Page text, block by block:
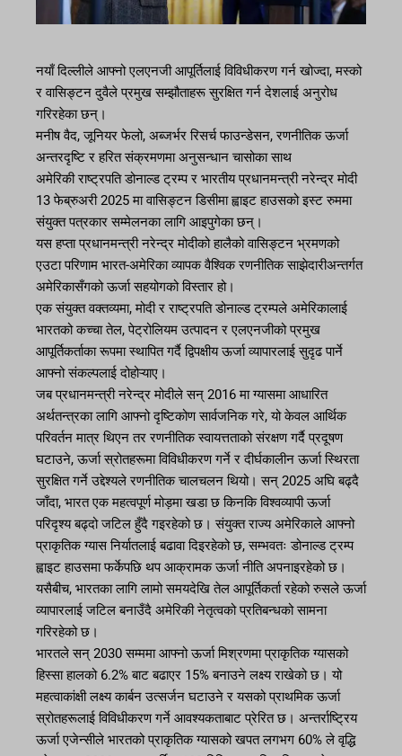
नयाँ दिल्लीले आफ्नो एलएनजी आपूर्तिलाई विविधीकरण गर्न खोज्दा, मस्को
र वासिङ्टन दुवैले प्रमुख सम्झौताहरू सुरक्षित गर्न देशलाई अनुरोध
गरिरहेका छन्।
मनीष वैद, जूनियर फेलो, अब्जर्भर रिसर्च फाउन्डेसन, रणनीतिक ऊर्जा
अन्तरदृष्टि र हरित संक्रमणमा अनुसन्धान चासोका साथ
अमेरिकी राष्ट्रपति डोनाल्ड ट्रम्प र भारतीय प्रधानमन्त्री नरेन्द्र मोदी
13 फेब्रुअरी 2025 मा वासिङ्टन डिसीमा ह्वाइट हाउसको इस्ट रुममा
संयुक्त पत्रकार सम्मेलनका लागि आइपुगेका छन्।
यस हप्ता प्रधानमन्त्री नरेन्द्र मोदीको हालैको वासिङ्टन भ्रमणको
एउटा परिणाम भारत-अमेरिका व्यापक वैश्विक रणनीतिक साझेदारीअन्तर्गत
अमेरिकासँगको ऊर्जा सहयोगको विस्तार हो।
एक संयुक्त वक्तव्यमा, मोदी र राष्ट्रपति डोनाल्ड ट्रम्पले अमेरिकालाई
भारतको कच्चा तेल, पेट्रोलियम उत्पादन र एलएनजीको प्रमुख
आपूर्तिकर्ताका रूपमा स्थापित गर्दै द्विपक्षीय ऊर्जा व्यापारलाई सुदृढ पार्ने
आफ्नो संकल्पलाई दोहोऱ्याए।
जब प्रधानमन्त्री नरेन्द्र मोदीले सन् 2016 मा ग्यासमा आधारित
अर्थतन्त्रका लागि आफ्नो दृष्टिकोण सार्वजनिक गरे, यो केवल आर्थिक
परिवर्तन मात्र थिएन तर रणनीतिक स्वायत्तताको संरक्षण गर्दै प्रदूषण
घटाउने, ऊर्जा स्रोतहरूमा विविधीकरण गर्ने र दीर्घकालीन ऊर्जा स्थिरता
सुरक्षित गर्ने उद्देश्यले रणनीतिक चालचलन थियो। सन् 2025 अघि बढ्दै
जाँदा, भारत एक महत्वपूर्ण मोड़मा खडा छ किनकि विश्वव्यापी ऊर्जा
परिदृश्य बढ्दो जटिल हुँदै गइरहेको छ। संयुक्त राज्य अमेरिकाले आफ्नो
प्राकृतिक ग्यास निर्यातलाई बढावा दिइरहेको छ, सम्भवतः डोनाल्ड ट्रम्प
ह्वाइट हाउसमा फर्केपछि थप आक्रामक ऊर्जा नीति अपनाइरहेको छ।
यसैबीच, भारतका लागि लामो समयदेखि तेल आपूर्तिकर्ता रहेको रुसले ऊर्जा
व्यापारलाई जटिल बनाउँदै अमेरिकी नेतृत्वको प्रतिबन्धको सामना
गरिरहेको छ।
भारतले सन् 2030 सम्ममा आफ्नो ऊर्जा मिश्रणमा प्राकृतिक ग्यासको
हिस्सा हालको 6.2% बाट बढाएर 15% बनाउने लक्ष्य राखेको छ। यो
महत्वाकांक्षी लक्ष्य कार्बन उत्सर्जन घटाउने र यसको प्राथमिक ऊर्जा
स्रोतहरूलाई विविधीकरण गर्ने आवश्यकताबाट प्रेरित छ। अन्तर्राष्ट्रिय
ऊर्जा एजेन्सीले भारतको प्राकृतिक ग्यासको खपत लगभग 60% ले वृद्धि